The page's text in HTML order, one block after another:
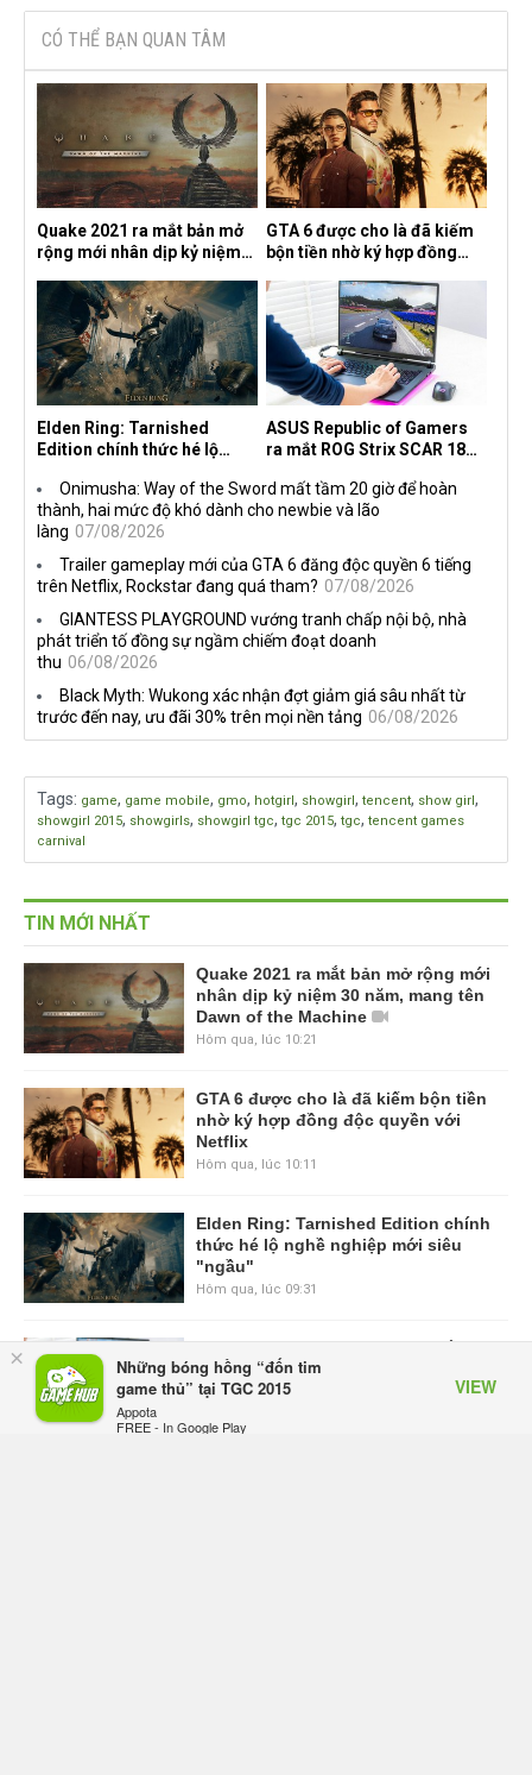
×
Những bóng hồng “đốn tim
game thủ” tại TGC 2015
Appota
FREE - In Google Play
VIEW
CÓ THỂ BẠN QUAN TÂM
Quake 2021 ra mắt bản mở
rộng mới nhân dịp kỷ niệm
the Machine
GTA 6 được cho là đã kiếm
bộn tiền nhờ ký hợp đồng
Elden Ring: Tarnished
Edition chính thức hé lộ
ASUS Republic of Gamers
ra mắt ROG Strix SCAR 18
Onimusha: Way of the Sword mất tầm 20 giờ để hoàn
thành, hai mức độ khó dành cho newbie và lão
làng 07/08/2026
Trailer gameplay mới của GTA 6 đăng độc quyền 6 tiếng
trên Netflix, Rockstar đang quá tham? 07/08/2026
GIANTESS PLAYGROUND vướng tranh chấp nội bộ, nhà
phát triển tố đồng sự ngầm chiếm đoạt doanh
thu 06/08/2026
Black Myth: Wukong xác nhận đợt giảm giá sâu nhất từ
trước đến nay, ưu đãi 30% trên mọi nền tảng 06/08/2026
Tags: game, game mobile, gmo, hotgirl , showgirl , tencent, show girl ,
showgirl 2015, showgirls, showgirl tgc, tgc 2015, tgc, tencent games
carnival
TIN MỚI NHẤT
Quake 2021 ra mắt bản mở rộng mới
nhân dịp kỷ niệm 30 năm, mang tên
Dawn of the Machine
Hôm qua, lúc 10:21
GTA 6 được cho là đã kiếm bộn tiền
nhờ ký hợp đồng độc quyền với
Netflix
Hôm qua, lúc 10:11
Elden Ring: Tarnished Edition chính
thức hé lộ nghề nghiệp mới siêu
"ngầu"
Hôm qua, lúc 09:31
ROG Strix SCAR 18 2026 tại Việt
Nam